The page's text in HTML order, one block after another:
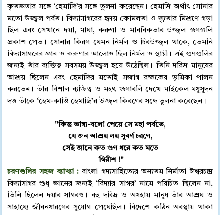
কৃতজ্ঞতার সঙ্গে ‘হেমাদ্রি’র সঙ্গে তুলনা করেছেন। হেমাদ্রি অর্থাৎ সোনার
মতো উজ্জ্বল পর্বত। বিদ্যাসাগরের হৃদয় কোমলতা ও দৃঢ়তার মিশ্রণে গড়া
ছিল এবং সেখানে দয়া, মায়া, করুণা ও মানবিকতার উজ্জ্বল গুণগুলি
প্রকাশ পেত। সোনার কিরণ যেমন নির্মল ও চিরউজ্জ্বল থাকে, তেমনি
বিদ্যাসাগরের জ্ঞান ও করুণার আলোও ছিল নির্মল ও স্থায়ী। এই গুণগুলির
জন্যই তাঁর ব্যক্তিত্ব সবসময় উজ্জ্বল হয়ে উঠেছিল। তিনি দরিদ্র মানুষের
আশ্রয় ছিলেন এবং হেমাদ্রির মতোই সজাগ রক্ষকের ভূমিকা পালন
করতেন। তাঁর বিশাল ব্যক্তিত্ব ও মহৎ গুণাবলি দেখে মাইকেল মধুসূদন
দত্ত তাঁকে ‘হেম-কান্তি হেমাদ্রি’র উজ্জ্বল কিরণের সঙ্গে তুলনা করেছেন।
"কিন্তু ভাগ্য-বলে! পেয়ে সে মহা পর্বতে,
যে জন আশ্রয় লয় সুবর্ণ চরণে,
সেই জানে কত গুণ ধরে কত মতে
গিরীশ !"
চরণগুলির সহজ ব্যাখ্যা :বাংলা গদ্যসাহিত্যের অন্যতম নির্মাতা ঈশ্বরচন্দ্র
বিদ্যাসাগর শুধু জ্ঞানের জন্যই ‘বিদ্যার সাগর’ নামে পরিচিত ছিলেন না,
তিনি ছিলেন দয়ার সাগরও। বহু দরিদ্র ও অসহায় মানুষ তাঁর আশ্রয় ও
সাহায্যে জীবনধারণের সুযোগ পেয়েছিল। বিদেশে কঠিন অবস্থায় থাকা